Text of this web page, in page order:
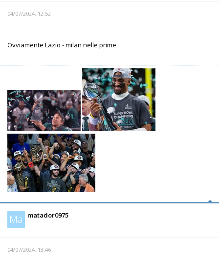
04/07/2024, 12:52
Ovviamente Lazio - milan nelle prime
Ma matador0975
04/07/2024, 13:46